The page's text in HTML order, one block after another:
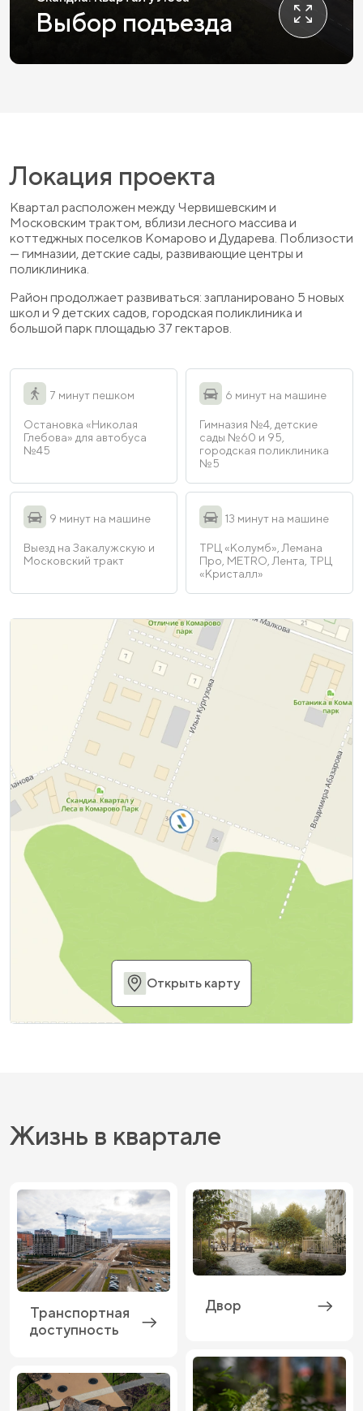
Выбор подъезда
Локация проекта
Квартал расположен между Червишевским и
Московским трактом, вблизи лесного массива и
коттеджных поселков Комарово и Дударева. Поблизости
— гимназии, детские сады, развивающие центры и
поликлиника.
Район продолжает развиваться: запланировано 5 новых
школ и 9 детских садов, городская поликлиника и
большой парк площадью 37 гектаров.
7 минут пешком
Остановка «Николая
Глебова» для автобуса
№45
6 минут на машине
Гимназия №4, детские
сады №60 и 95,
городская поликлиника
№5
9 минут на машине
Выезд на Закалужскую и
Московский тракт
13 минут на машине
ТРЦ «Колумб», Лемана
Про, METRO, Лента, ТРЦ
«Кристалл»
Открыть карту
Жизнь в квартале
Транспортная
доступность
Двор